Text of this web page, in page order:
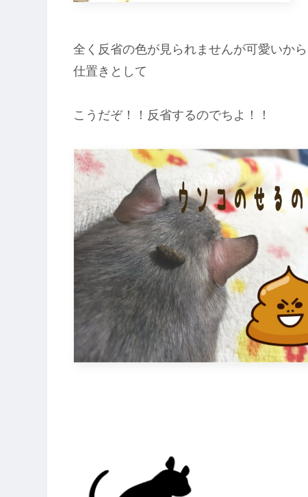
全く反省の色が見られませんが可愛いか
仕置きとして
こうだぞ！！反省するのでちよ！！